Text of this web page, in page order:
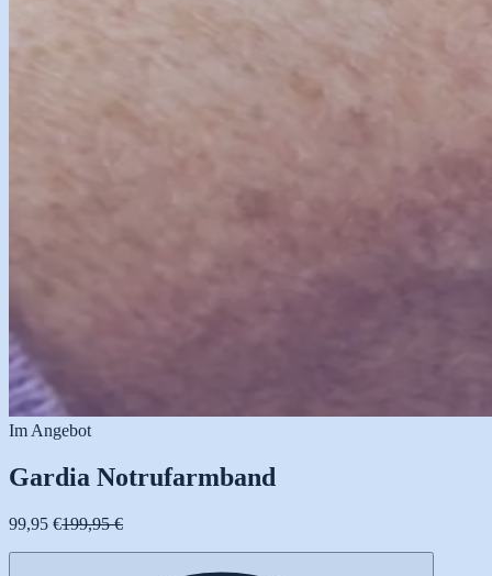
Im Angebot
Gardia Notrufarmband
99,95 €199,95 €